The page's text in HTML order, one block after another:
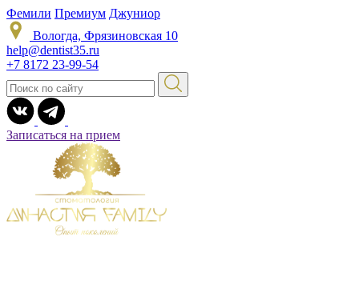
Фемили Премиум Джуниор
Вологда, Фрязиновская 10
help@dentist35.ru
+7 8172 23-99-54
Записаться на прием